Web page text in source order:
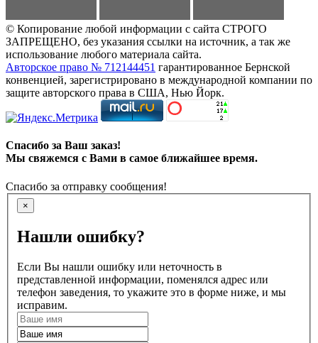
© Копирование любой информации с сайта СТРОГО
ЗАПРЕЩЕНО, без указания ссылки на источник, а так же
использование любого материала сайта.
Авторское право № 712144451 гарантированное Бернской
конвенцией, зарегистрировано в международной компании по
защите авторского права в США, Нью Йорк.
Спасибо за Ваш заказ!
Мы свяжемся с Вами в самое ближайшее время.
Спасибо за отправку сообщения!
×
Нашли ошибку?
Если Вы нашли ошибку или неточность в
представленной информации, поменялся адрес или
телефон заведения, то укажите это в форме ниже, и мы
исправим.